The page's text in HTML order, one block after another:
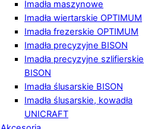
Imadła maszynowe
Imadła wiertarskie OPTIMUM
Imadła frezerskie OPTIMUM
Imadła precyzyjne BISON
Imadła precyzyjne szlifierskie
BISON
Imadła ślusarskie BISON
Imadła ślusarskie, kowadła
UNICRAFT